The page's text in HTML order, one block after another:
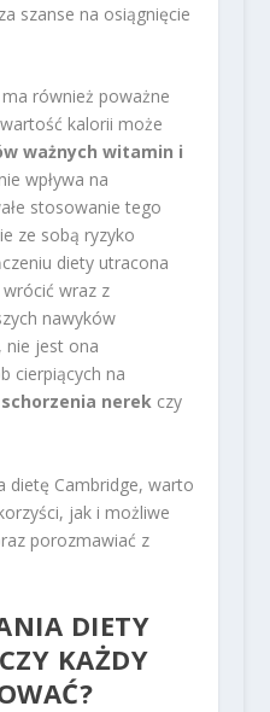
szanse na osiągnięcie
również poważne
kalorii może
ważnych witamin i
wpływa na
stosowanie tego
ze sobą ryzyko
diety utracona
wraz z
nawyków
nie jest ona
cierpiących na
schorzenia nerekczy
dietę Cambridge, warto
jak i możliwe
porozmawiać z
DIETY
KAŻDY